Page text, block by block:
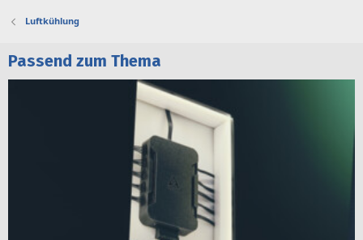
Luftkühlung
Passend zum Thema